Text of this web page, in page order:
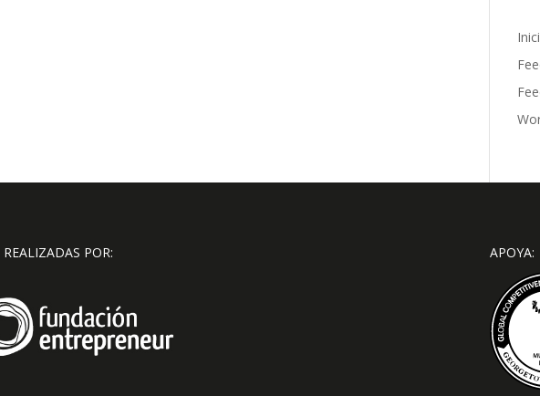
POR: APOYA: